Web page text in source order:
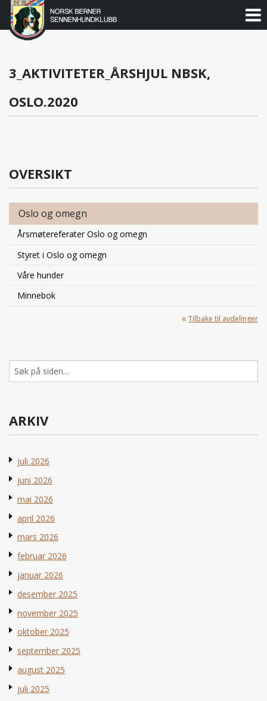
Gå
Norsk
Berner
Sennenhundklubb
3_AKTIVITETER_ÅRSHJUL NBSK,
OSLO.2020
OVERSIKT
Oslo og omegn
Årsmøtereferater Oslo og omegn
Styret i Oslo og omegn
Våre hunder
Minnebok
Tilbake til avdelinger
etter:
ARKIV
juli 2026
juni 2026
mai 2026
april 2026
mars 2026
februar 2026
januar 2026
desember 2025
november 2025
oktober 2025
september 2025
august 2025
juli 2025